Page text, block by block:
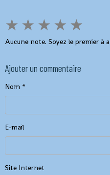
★ ★ ★ ★ ★
Aucune note. Soyez le premier à
Ajouter un commentaire
Nom
E-mail
Site Internet